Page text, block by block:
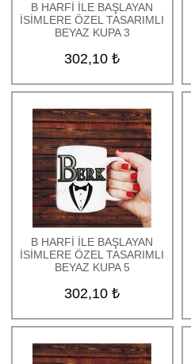
B HARFİ İLE BAŞLAYAN
İSİMLERE ÖZEL TASARIMLI
BEYAZ KUPA 3
302,10 ₺
B HARFİ İLE BAŞLAYAN
İSİMLERE ÖZEL TASARIMLI
BEYAZ KUPA 5
302,10 ₺